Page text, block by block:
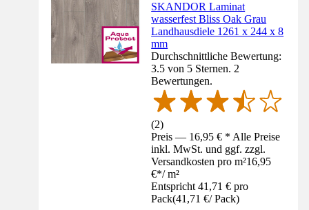
SKANDOR Laminat
wasserfest Bliss Oak Grau
Landhausdiele 1261 x 244 x 8
mm
Durchschnittliche Bewertung:
3.5 von 5 Sternen. 2
Bewertungen.
(2)
Preis — 16,95 € * Alle Preise
inkl. MwSt. und ggf. zzgl.
Versandkosten pro m²16,95
€*/ m²
Entspricht 41,71 € pro
Pack(41,71 €/ Pack)